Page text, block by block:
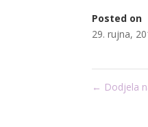
Posted on
29. rujna,
← Dodjela